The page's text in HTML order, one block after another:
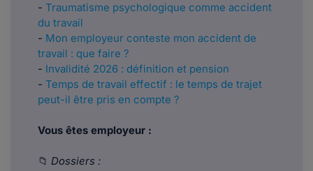
- Traumatisme psychologique comme accident
du travail
- Mon employeur conteste mon accident de
travail : que faire ?
- Invalidité 2026 : définition et pension
- Temps de travail effectif : le temps de trajet
peut-il être pris en compte ?
Vous êtes employeur :
📁 Dossiers :